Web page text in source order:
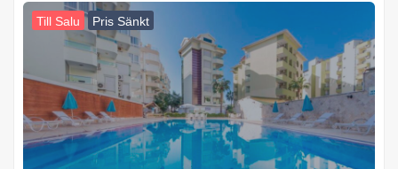
Till Salu Pris Sänkt